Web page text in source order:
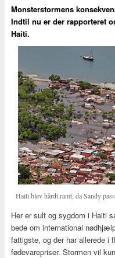
Monsterstormens
Indtil nu er der rapporteret
Haiti.
Haiti blev hårdt ramt, da Sandy
Her er sult og sygdom i Haiti
bede om international
fattigste, og der har allerede i
fødevarepriser. Stormen vil